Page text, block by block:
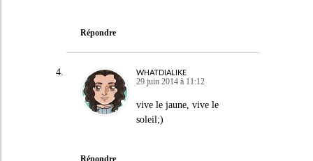
Répondre
WHATDIALIKE
29 juin 2014 à 11:12
vive le jaune, vive le
soleil;)
Répondre